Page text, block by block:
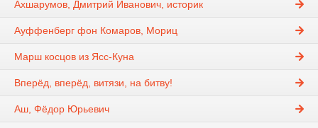
Ахшарумов, Дмитрий Иванович, историк
Ауффенберг фон Комаров, Мориц
Марш косцов из Ясс-Куна
Вперёд, вперёд, витязи, на битву!
Аш, Фёдор Юрьевич